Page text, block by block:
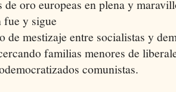
de oro europeas en plena y
fue y sigue
de mestizaje entre socialistas y
familias menores de
comunistas.